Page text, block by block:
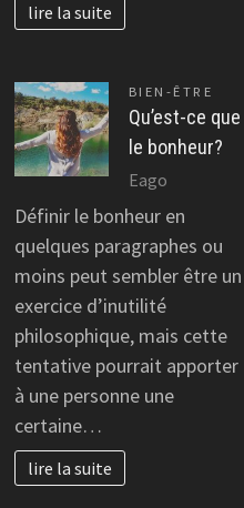
lire la suite
BIEN-ÊTRE
Qu’est-ce que
le bonheur?
Eago
Définir le bonheur en
quelques paragraphes ou
moins peut sembler être un
exercice d’inutilité
philosophique, mais cette
tentative pourrait apporter
à une personne une
certaine…
lire la suite